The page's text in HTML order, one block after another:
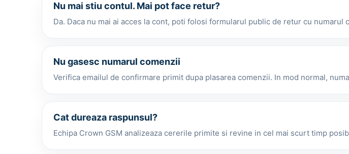
Nu mai stiu contul. Mai pot face retur?
Da. Daca nu mai ai acces la cont, poti folosi formularul public de retur cu numarul
Nu gasesc numarul comenzii
Verifica emailul de confirmare primit dupa plasarea comenzii. In mod normal,
Cat dureaza raspunsul?
Echipa Crown GSM analizeaza cererile primite si revine in cel mai scurt timp